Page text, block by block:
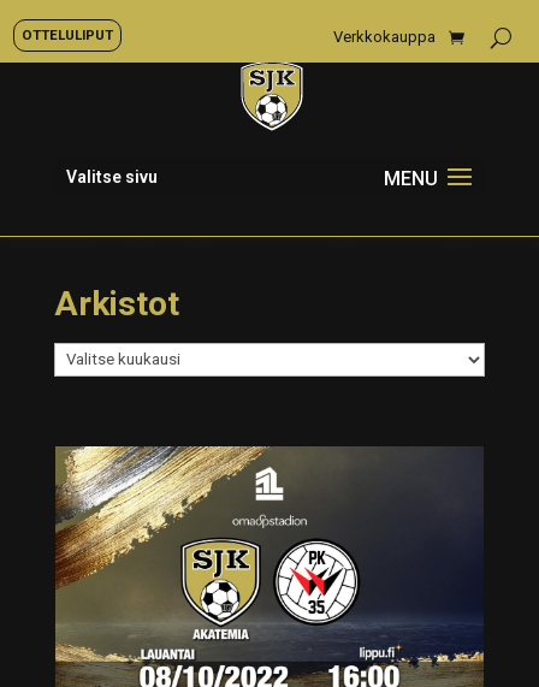
OTTELULIPUT Verkkokauppa
Valitse sivu
Arkistot
Arkistot